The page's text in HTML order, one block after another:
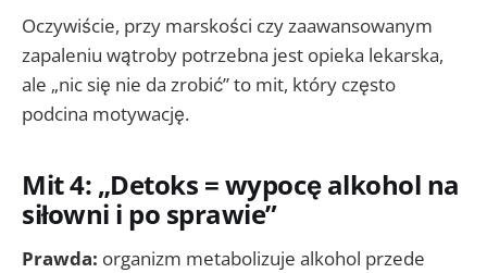
Oczywiście, przy marskości czy zaawansowanym
zapaleniu wątroby potrzebna jest opieka lekarska,
ale „nic się nie da zrobić” to mit, który często
podcina motywację.
Mit 4: „Detoks = wypocę alkohol na
siłowni i po sprawie”
Prawda: organizm metabolizuje alkohol przede